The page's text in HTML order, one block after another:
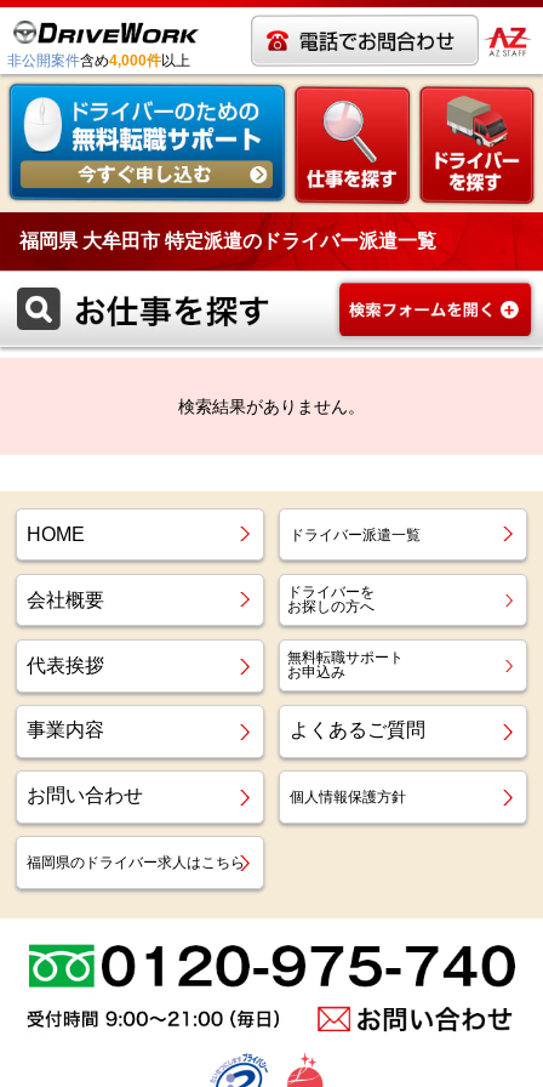
非公開案件含め4,000件以上
福岡県 大牟田市 特定派遣のドライバー派遣一覧
検索結果がありません。
HOME ドライバー派遣一覧
会社概要
ドライバーを
お探しの方へ
代表挨拶
無料転職サポート
お申込み
事業内容 よくあるご質問
お問い合わせ 個人情報保護方針
福岡県のドライバー求人はこちら